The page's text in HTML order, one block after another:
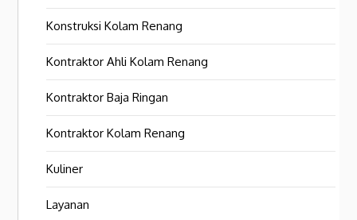
Konstruksi Kolam Renang
Kontraktor Ahli Kolam Renang
Kontraktor Baja Ringan
Kontraktor Kolam Renang
Kuliner
Layanan